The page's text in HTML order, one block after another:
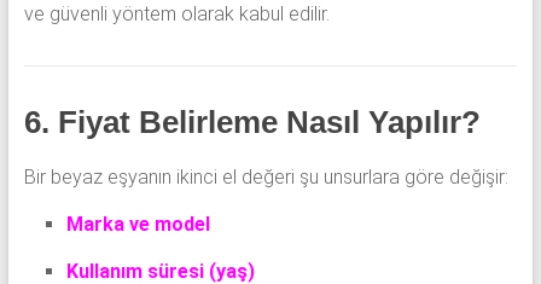
ve güvenli yöntem olarak kabul edilir.
6. Fiyat Belirleme Nasıl Yapılır?
Bir beyaz eşyanın ikinci el değeri şu unsurlara göre değişir:
Marka ve model
Kullanım süresi (yaş)